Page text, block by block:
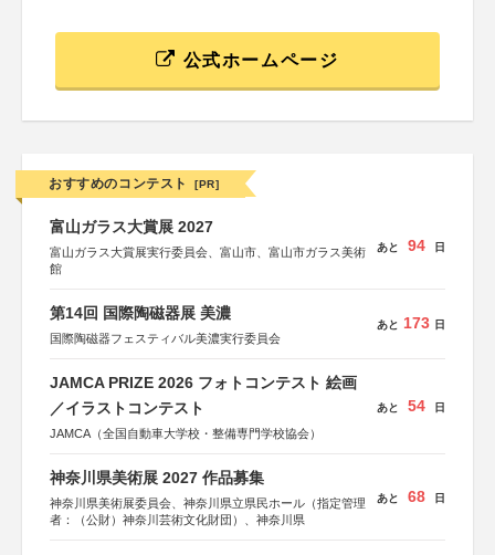
公式ホームページ
おすすめのコンテスト [PR]
富山ガラス大賞展 2027
富山ガラス大賞展実行委員会、富山市、富山市ガラス美術
館
あと 94 日
第14回 国際陶磁器展 美濃
国際陶磁器フェスティバル美濃実行委員会
あと 173 日
JAMCA PRIZE 2026 フォトコンテスト 絵画
／イラストコンテスト
JAMCA（全国自動車大学校・整備専門学校協会）
あと 54 日
神奈川県美術展 2027 作品募集
神奈川県美術展委員会、神奈川県立県民ホール（指定管理
者：（公財）神奈川芸術文化財団）、神奈川県
あと 68 日